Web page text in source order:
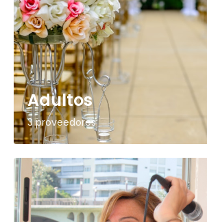
Adultos
3 proveedores